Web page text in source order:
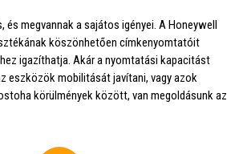
és megvannak a sajátos igényei. A Honeywell
köszönhetően címkenyomtatóit
igazíthatja. Akár a nyomtatási kapacitást
eszközök mobilitását javítani, vagy azok
körülmények között, van megoldásunk az